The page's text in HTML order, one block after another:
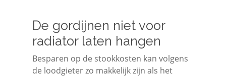
De gordijnen niet voor
radiator laten hangen
Besparen op de stookkosten kan volgens
de loodgieter zo makkelijk zijn als het